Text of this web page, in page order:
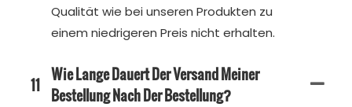
Qualität wie bei unseren Produkten zu
einem niedrigeren Preis nicht erhalten.
11 Wie Lange Dauert Der Versand Meiner
Bestellung Nach Der Bestellung?